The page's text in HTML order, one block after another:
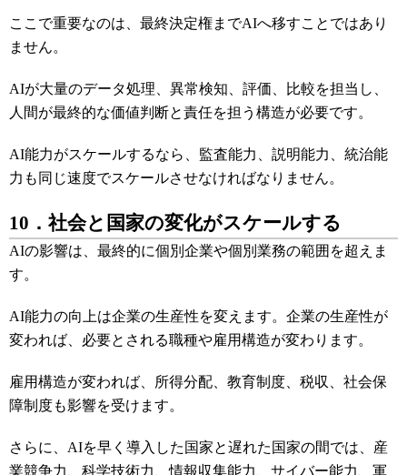
ここで重要なのは、最終決定権までAIへ移すことではあり
ません。
AIが大量のデータ処理、異常検知、評価、比較を担当し、
人間が最終的な価値判断と責任を担う構造が必要です。
AI能力がスケールするなら、監査能力、説明能力、統治能
力も同じ速度でスケールさせなければなりません。
10．社会と国家の変化がスケールする
AIの影響は、最終的に個別企業や個別業務の範囲を超えま
す。
AI能力の向上は企業の生産性を変えます。企業の生産性が
変われば、必要とされる職種や雇用構造が変わります。
雇用構造が変われば、所得分配、教育制度、税収、社会保
障制度も影響を受けます。
さらに、AIを早く導入した国家と遅れた国家の間では、産
業競争力、科学技術力、情報収集能力、サイバー能力、軍